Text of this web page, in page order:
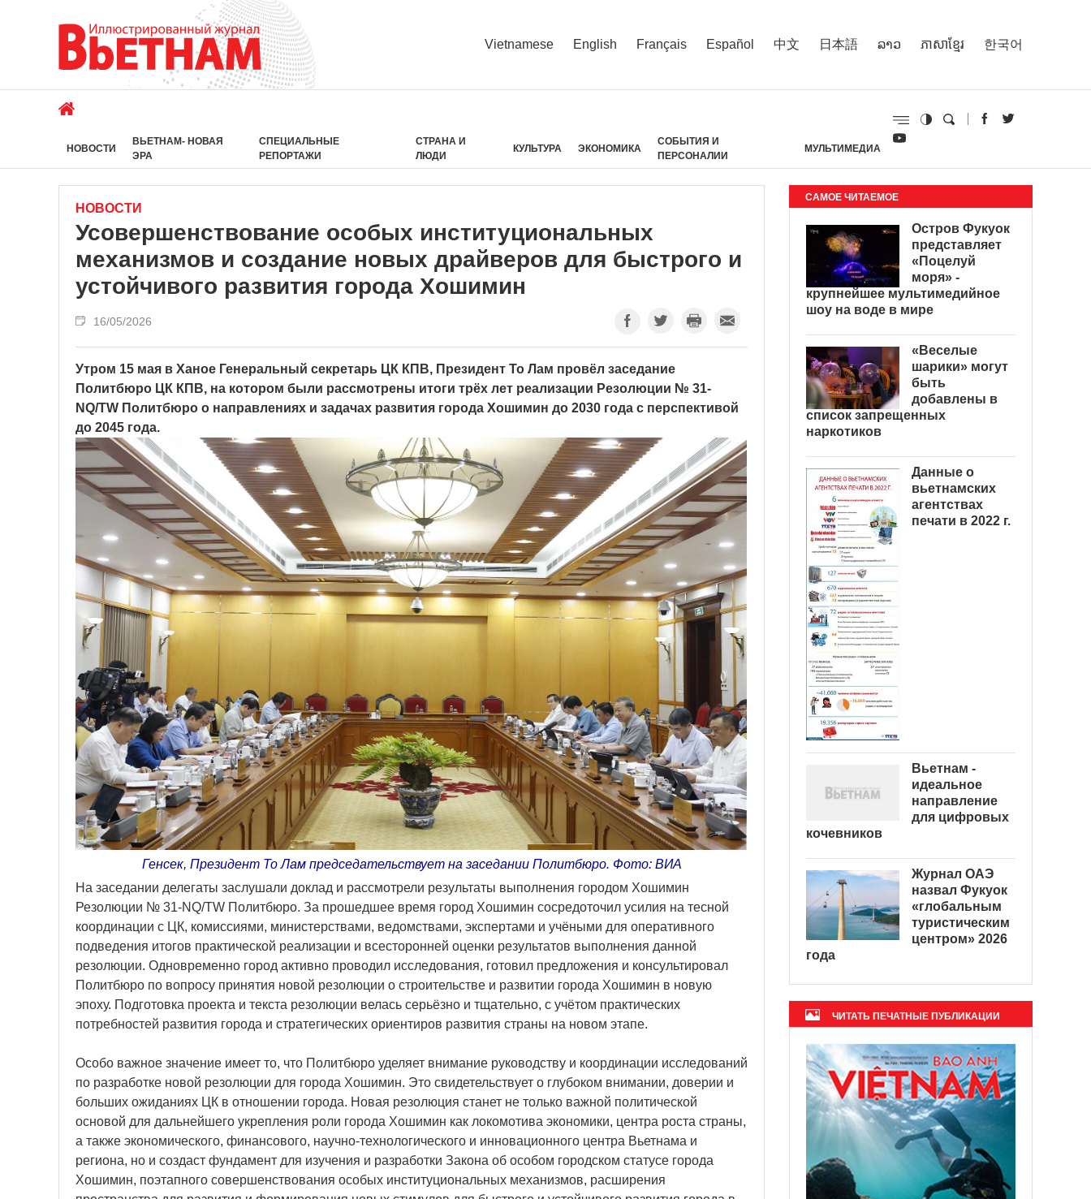
Vietnamese English Français Español 中文 日本語 ລາວ ភាសាខ្មែរ 한국어
НОВОСТИ
ВЬЕТНАМ- НОВАЯ
ЭРА
СПЕЦИАЛЬНЫЕ
РЕПОРТАЖИ
СТРАНА И
ЛЮДИ
КУЛЬТУРА ЭКОНОМИКА
СОБЫТИЯ И
ПЕРСОНАЛИИ
МУЛЬТИМЕДИА
НОВОСТИ
Усовершенствование особых институциональных
механизмов и создание новых драйверов для быстрого и
устойчивого развития города Хошимин
16/05/2026
Утром 15 мая в Ханое Генеральный секретарь ЦК КПВ, Президент То Лам провёл заседание
Политбюро ЦК КПВ, на котором были рассмотрены итоги трёх лет реализации Резолюции № 31-
NQ/TW Политбюро о направлениях и задачах развития города Хошимин до 2030 года с перспективой
до 2045 года.
Генсек, Президент То Лам председательствует на заседании Политбюро. Фото: ВИА
На заседании делегаты заслушали доклад и рассмотрели результаты выполнения городом Хошимин
Резолюции № 31-NQ/TW Политбюро. За прошедшее время город Хошимин сосредоточил усилия на тесной
координации с ЦК, комиссиями, министерствами, ведомствами, экспертами и учёными для оперативного
подведения итогов практической реализации и всесторонней оценки результатов выполнения данной
резолюции. Одновременно город активно проводил исследования, готовил предложения и консультировал
Политбюро по вопросу принятия новой резолюции о строительстве и развитии города Хошимин в новую
эпоху. Подготовка проекта и текста резолюции велась серьёзно и тщательно, с учётом практических
потребностей развития города и стратегических ориентиров развития страны на новом этапе.
Особо важное значение имеет то, что Политбюро уделяет внимание руководству и координации исследований
по разработке новой резолюции для города Хошимин. Это свидетельствует о глубоком внимании, доверии и
больших ожиданиях ЦК в отношении города. Новая резолюция станет не только важной политической
основой для дальнейшего укрепления роли города Хошимин как локомотива экономики, центра роста страны,
а также экономического, финансового, научно-технологического и инновационного центра Вьетнама и
региона, но и создаст фундамент для изучения и разработки Закона об особом городском статусе города
Хошимин, поэтапного совершенствования особых институциональных механизмов, расширения
САМОЕ ЧИТАЕМОЕ
Остров Фукуок
представляет
«Поцелуй
моря» -
крупнейшее мультимедийное
шоу на воде в мире
«Веселые
шарики» могут
быть
добавлены в
список запрещенных
наркотиков
Данные о
вьетнамских
агентствах
печати в 2022 г.
Вьетнам -
идеальное
направление
для цифровых
кочевников
Журнал ОАЭ
назвал Фукуок
«глобальным
туристическим
центром» 2026
года
ЧИТАТЬ ПЕЧАТНЫЕ ПУБЛИКАЦИИ